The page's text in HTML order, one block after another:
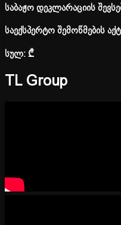
საბაჟო დეკლარაციის
საექსპერტო შემოწმების
სულ:₾
TL Group